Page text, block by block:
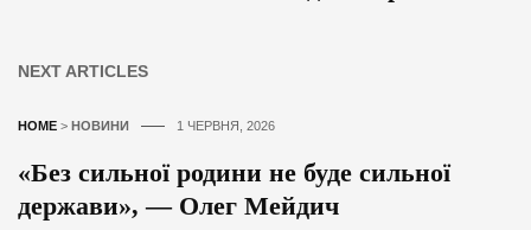
NEXT ARTICLES
HOME > НОВИНИ 1 ЧЕРВНЯ, 2026
«Без сильної родини не буде сильної
держави», — Олег Мейдич